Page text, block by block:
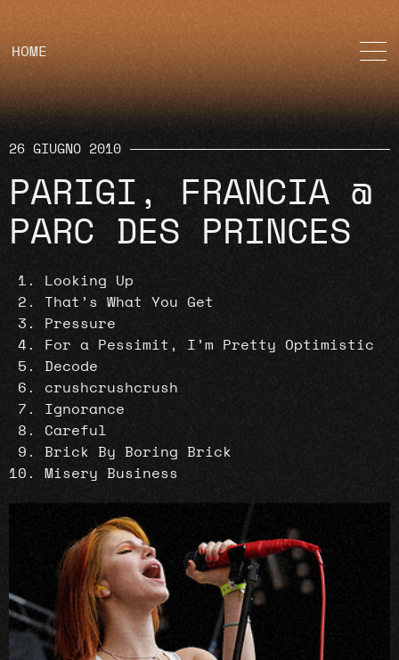
HOME
26 GIUGNO 2010
PARIGI, FRANCIA @
PARC DES PRINCES
Looking Up
That’s What You Get
Pressure
For a Pessimit, I’m Pretty Optimistic
Decode
crushcrushcrush
Ignorance
Careful
Brick By Boring Brick
Misery Business